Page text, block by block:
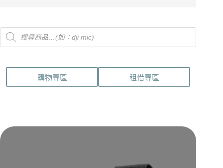
Products
search
購物專區 租借專區